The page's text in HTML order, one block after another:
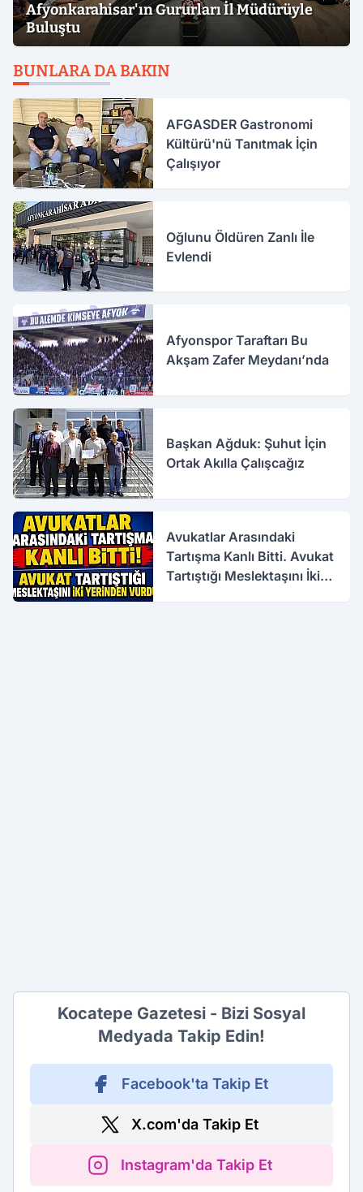
Afyonkarahisar'ın Gururları İl Müdürüyle
Buluştu
BUNLARA DA BAKIN
AFGASDER Gastronomi
Kültürü'nü Tanıtmak İçin
Çalışıyor
Oğlunu Öldüren Zanlı İle
Evlendi
Afyonspor Taraftarı Bu
Akşam Zafer Meydanı’nda
Başkan Ağduk: Şuhut İçin
Ortak Akılla Çalışcağız
Avukatlar Arasındaki
Tartışma Kanlı Bitti. Avukat
Tartıştığı Meslektaşını İki
Kocatepe Gazetesi - Bizi Sosyal
Medyada Takip Edin!
Facebook'ta Takip Et
X.com'da Takip Et
Instagram'da Takip Et